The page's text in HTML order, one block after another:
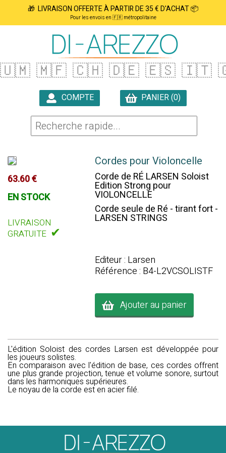
🎁 LIVRAISON OFFERTE À PARTIR DE 35 € D'ACHAT 📦
Pour les envois en 🇫🇷 métropolitaine
🇺🇲 🇲🇫 🇨🇭 🇩🇪 🇪🇸 🇮🇹
COMPTE
PANIER (0)
63.60 €
EN STOCK
LIVRAISON
GRATUITE ✔
Cordes pour Violoncelle
Corde de RÉ LARSEN Soloist
Edition Strong pour
VIOLONCELLE
Corde seule de Ré - tirant fort -
LARSEN STRINGS
Editeur : Larsen
Référence : B4-L2VCSOLISTF
Ajouter au panier
L'édition Soloist des cordes Larsen est développée pour
les joueurs solistes.
En comparaison avec l'édition de base, ces cordes offrent
une plus grande projection, tenue et volume sonore, surtout
dans les harmoniques supérieures.
Le noyau de la corde est en acier filé.